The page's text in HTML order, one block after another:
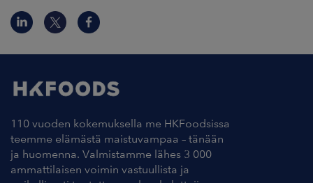
110 vuoden kokemuksella me HKFoodsissa
teemme elämästä maistuvampaa – tänään
ja huomenna. Valmistamme lähes 3 000
ammattilaisen voimin vastuullista ja